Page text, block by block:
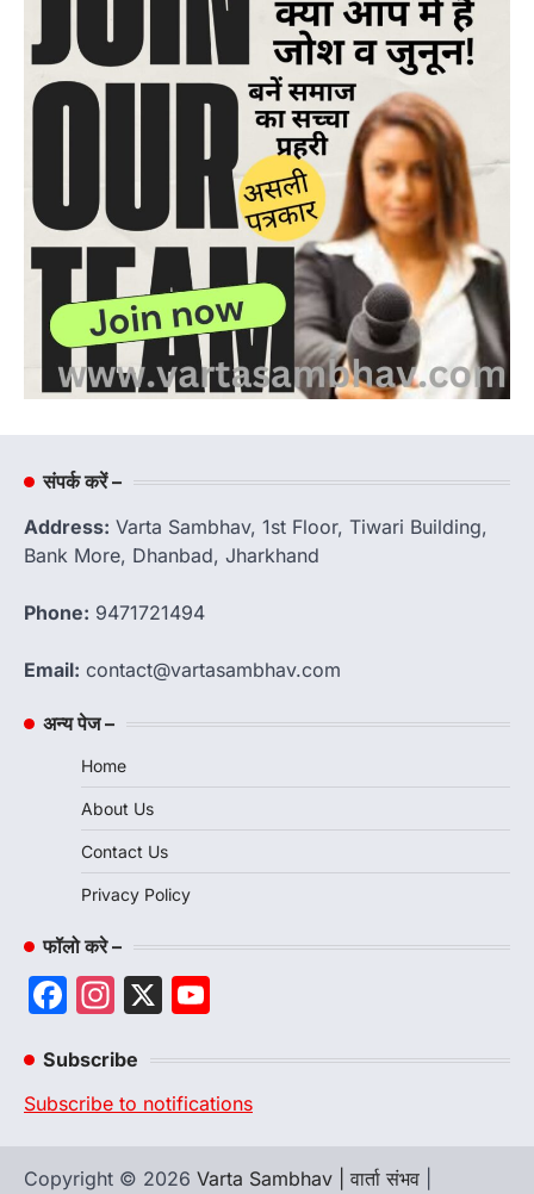
संपर्क करें –
Address: Varta Sambhav, 1st Floor, Tiwari Building,
Bank More, Dhanbad, Jharkhand
Phone: 9471721494
Email: contact@vartasambhav.com
अन्य पेज –
Home
About Us
Contact Us
Privacy Policy
फॉलो करे –
Facebook
Instagram
X
Subscribe
Subscribe to notifications
Copyright © 2026 Varta Sambhav | वार्ता संभव